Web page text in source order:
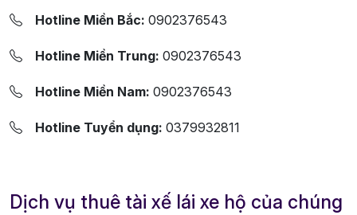
Hotline Miền Bắc: 0902376543
Hotline Miền Trung: 0902376543
Hotline Miền Nam: 0902376543
Hotline Tuyển dụng: 0379932811
Dịch vụ thuê tài xế lái xe hộ của chúng